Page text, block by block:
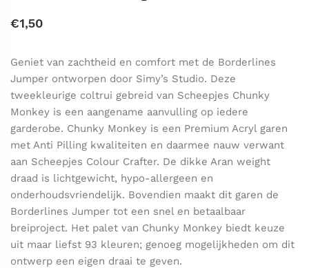
€1,50
Geniet van zachtheid en comfort met de Borderlines
Jumper ontworpen door Simy’s Studio. Deze
tweekleurige coltrui gebreid van Scheepjes Chunky
Monkey is een aangename aanvulling op iedere
garderobe. Chunky Monkey is een Premium Acryl garen
met Anti Pilling kwaliteiten en daarmee nauw verwant
aan Scheepjes Colour Crafter. De dikke Aran weight
draad is lichtgewicht, hypo-allergeen en
onderhoudsvriendelijk. Bovendien maakt dit garen de
Borderlines Jumper tot een snel en betaalbaar
breiproject. Het palet van Chunky Monkey biedt keuze
uit maar liefst 93 kleuren; genoeg mogelijkheden om dit
ontwerp een eigen draai te geven.